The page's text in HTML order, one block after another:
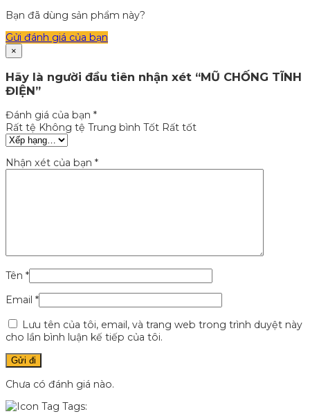
Bạn đã dùng sản phẩm này?
Gửi đánh giá của bạn
×
Hãy là người đầu tiên nhận xét “MŨ CHỐNG TĨNH
ĐIỆN”
Đánh giá của bạn *
Rất tệ Không tệ Trung bình Tốt Rất tốt
Nhận xét của bạn *
Tên *
Email *
Lưu tên của tôi, email, và trang web trong trình duyệt này
cho lần bình luận kế tiếp của tôi.
Chưa có đánh giá nào.
Tags: